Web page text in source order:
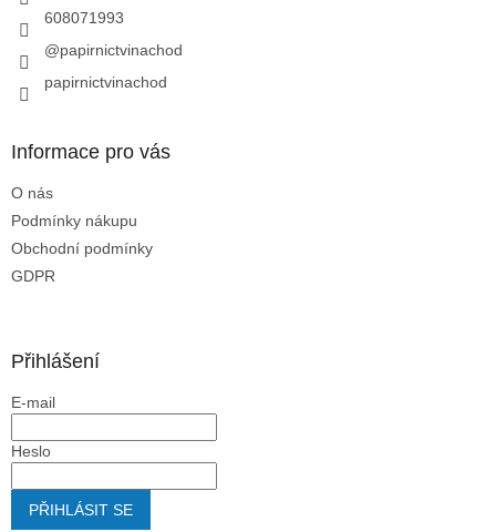
608071993
@papirnictvinachod
papirnictvinachod
Informace pro vás
O nás
Podmínky nákupu
Obchodní podmínky
GDPR
Přihlášení
E-mail
Heslo
PŘIHLÁSIT SE